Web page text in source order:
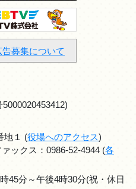
告募集について
地１ (役場へのアクセス)
ァックス：0986-52-4944 (各
45分～午後4時30分(祝・休日